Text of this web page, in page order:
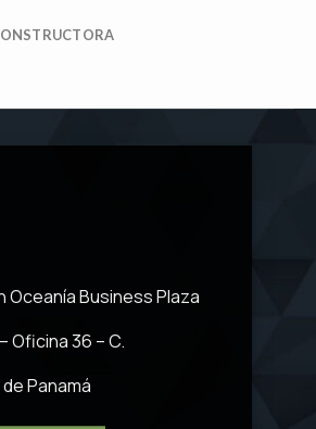
Oceanía Business Plaza
Oficina 36 – C.
Panamá